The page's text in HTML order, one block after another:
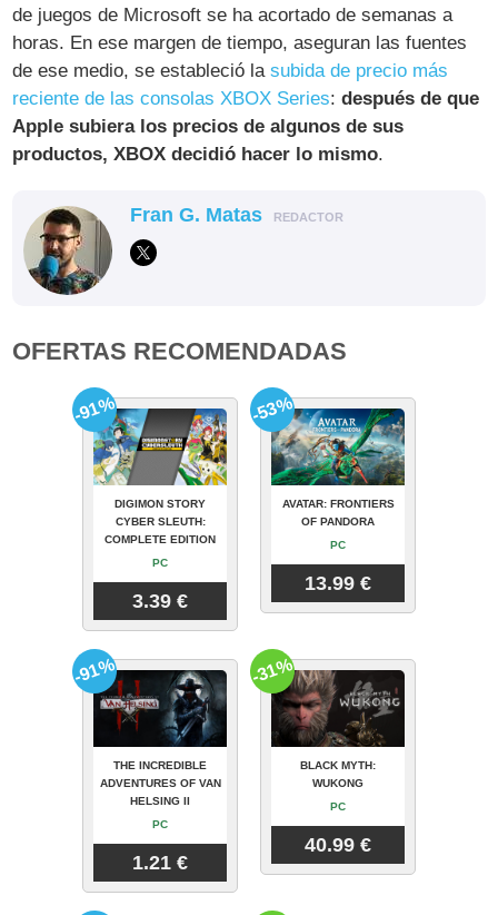
de juegos de Microsoft se ha acortado de semanas a
horas. En ese margen de tiempo, aseguran las fuentes
de ese medio, se estableció lasubida de precio más
reciente de las consolas XBOX Series:después de que
Apple subiera los precios de algunos de sus
productos, XBOX decidió hacer lo mismo.
Fran G. Matas REDACTOR
OFERTAS RECOMENDADAS
DIGIMON STORY
CYBER SLEUTH:
COMPLETE EDITION
PC
3.39 €
-91%
AVATAR: FRONTIERS
OF PANDORA
PC
13.99 €
-53%
THE INCREDIBLE
ADVENTURES OF VAN
HELSING II
PC
1.21 €
-91%
BLACK MYTH:
WUKONG
PC
40.99 €
-31%